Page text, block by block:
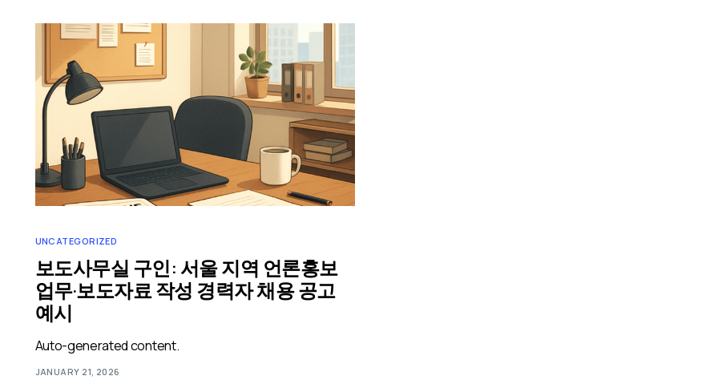
UNCATEGORIZED
보도사무실 구인: 서울 지역 언론홍보
업무·보도자료 작성 경력자 채용 공고
예시
Auto-generated content.
JANUARY 21, 2026